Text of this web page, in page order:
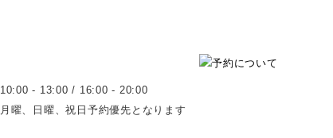
10:00 - 13:00 / 16:00 - 20:00
月曜、日曜、祝日予約優先となります